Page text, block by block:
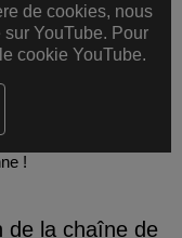
de cookies, nous
YouTube. Pour
cookie YouTube.
YouTube
!
de la chaîne de